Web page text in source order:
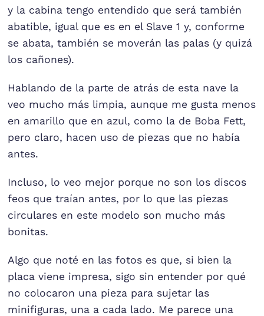
y la cabina tengo entendido que será también
abatible, igual que es en el Slave 1 y, conforme
se abata, también se moverán las palas (y quizá
los cañones).
Hablando de la parte de atrás de esta nave la
veo mucho más limpia, aunque me gusta menos
en amarillo que en azul, como la de Boba Fett,
pero claro, hacen uso de piezas que no había
antes.
Incluso, lo veo mejor porque no son los discos
feos que traían antes, por lo que las piezas
circulares en este modelo son mucho más
bonitas.
Algo que noté en las fotos es que, si bien la
placa viene impresa, sigo sin entender por qué
no colocaron una pieza para sujetar las
minifiguras, una a cada lado. Me parece una